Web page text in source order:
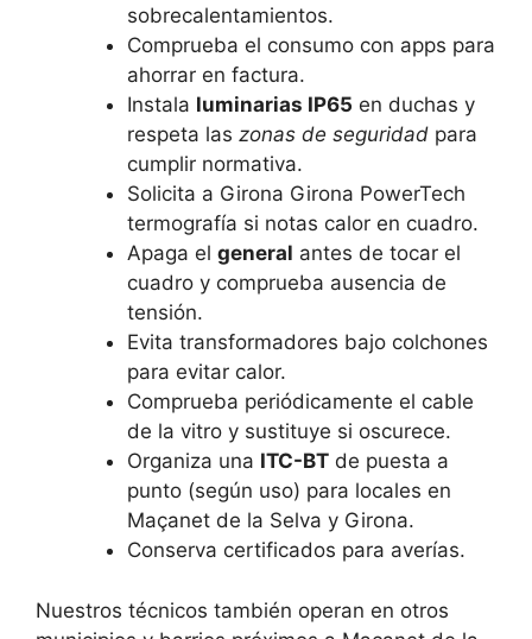
sobrecalentamientos.
Comprueba el consumo con apps para
ahorrar en factura.
Instala luminarias IP65 en duchas y
respeta las zonas de seguridadpara
cumplir normativa.
Solicita a Girona Girona PowerTech
termografía si notas calor en cuadro.
Apaga el general antes de tocar el
cuadro y comprueba ausencia de
tensión.
Evita transformadores bajo colchones
para evitar calor.
Comprueba periódicamente el cable
de la vitro y sustituye si oscurece.
Organiza una ITC-BTde puesta a
punto (según uso) para locales en
Maçanet de la Selva y Girona.
Conserva certificados para averías.
Nuestros técnicos también operan en otros